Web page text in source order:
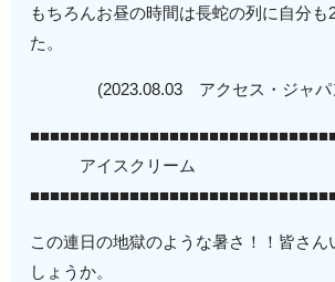
もちろんお昼の時間は長蛇の列に自分も
た。
(2023.08.03 アクセス・ジャ
アイスクリーム
この連日の地獄のような暑さ！！皆さん
しょうか。